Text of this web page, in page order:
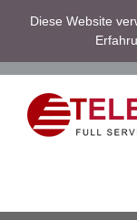
Diese Website